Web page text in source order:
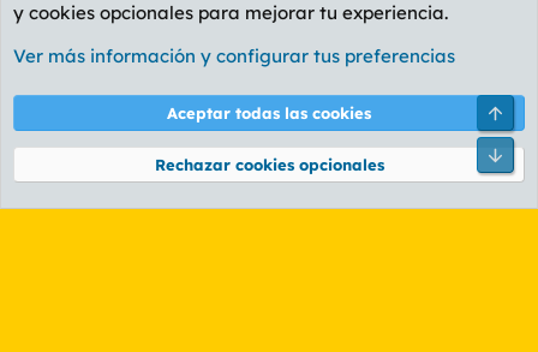
Foro General
Cookies
PL OLDSTYLE AMARILLO
Términos y reglas Política de privacidad Ayuda
Community platform by XenForo® © 2010-2026 XenForo Ltd.
y cookies opcionales para mejorar tu experiencia.
Ver más información y configurar tus preferencias
Aceptar todas las cookies
Rechazar cookies opcionales
Pie